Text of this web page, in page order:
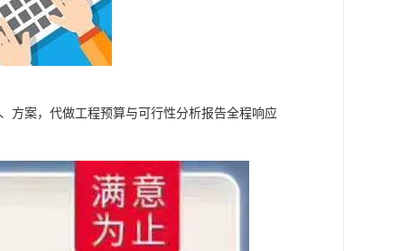
方案，代做工程预算与可行性分析报告全程响应